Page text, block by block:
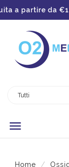
a partire da

Home